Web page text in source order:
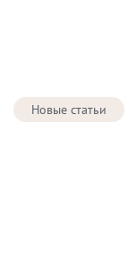
Новые статьи